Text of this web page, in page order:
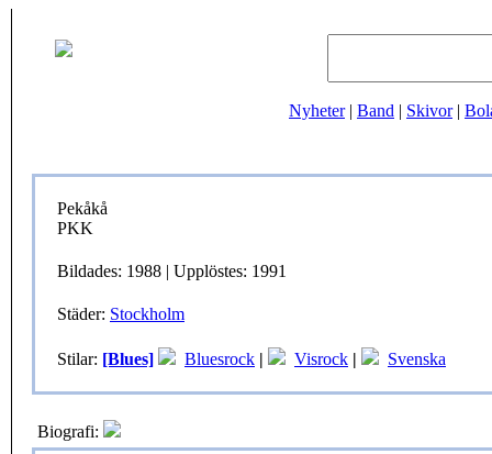
Nyheter| Band | Skivor|
Pekåkå
PKK
Bildades: 1988 | Upplöstes: 1991
Städer: Stockholm
Stilar: [Blues] Bluesrock | Visrock | Svenska
Biografi: